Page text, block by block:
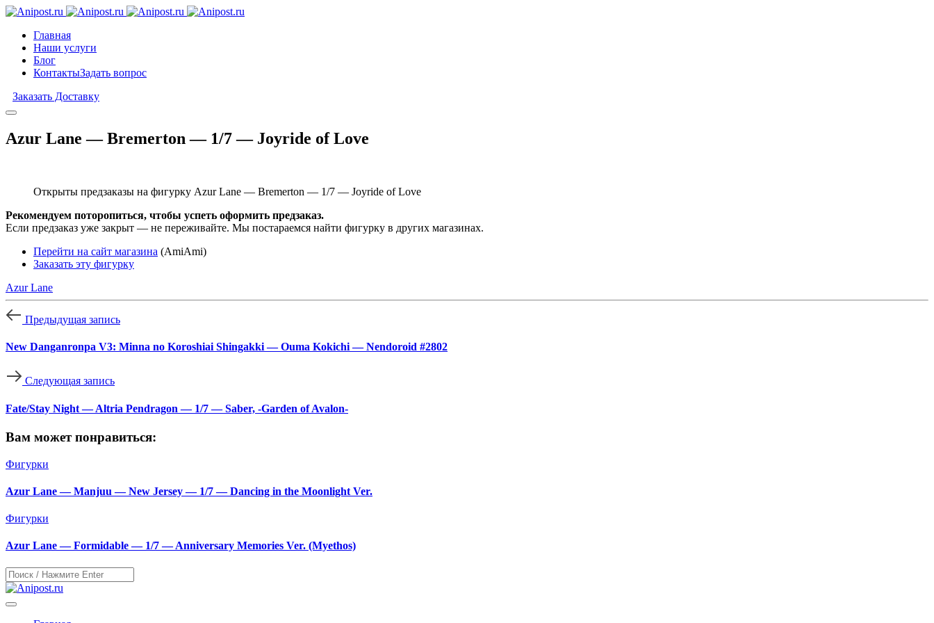
Главная
Наши услуги
Блог
КонтактыЗадать вопрос
Заказать Доставку
Azur Lane — Bremerton — 1/7 — Joyride of Love
Открыты предзаказы на фигурку Azur Lane — Bremerton — 1/7 — Joyride of Love
Рекомендуем поторопиться, чтобы успеть оформить предзаказ.
Если предзаказ уже закрыт — не переживайте. Мы постараемся найти фигурку в других магазинах.
Перейти на сайт магазина (AmiAmi)
Заказать эту фигурку
Azur Lane
Предыдущая запись
New Danganronpa V3: Minna no Koroshiai Shingakki — Ouma Kokichi — Nendoroid #2802
Следующая запись
Fate/Stay Night — Altria Pendragon — 1/7 — Saber, -Garden of Avalon-
Вам может понравиться:
Фигурки
Azur Lane — Manjuu — New Jersey — 1/7 — Dancing in the Moonlight Ver.
Фигурки
Azur Lane — Formidable — 1/7 — Anniversary Memories Ver. (Myethos)